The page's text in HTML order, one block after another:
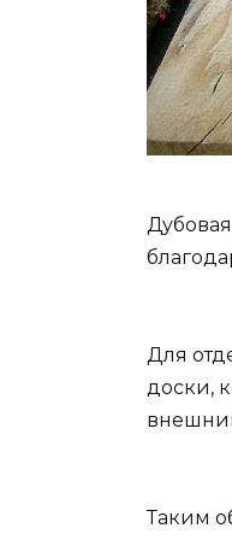
Для
доски,
Таким